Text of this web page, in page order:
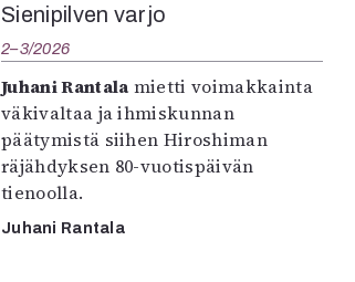
Sienipilven varjo
2–3/2026
Juhani Rantala mietti voimakkainta
väkivaltaa ja ihmiskunnan
päätymistä siihen Hiroshiman
räjähdyksen 80-vuotispäivän
tienoolla.
Juhani Rantala